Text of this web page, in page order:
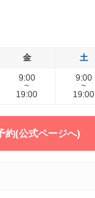
金 土
9:00
~
19:00
9:00
~
19:00
約(公式ページへ)